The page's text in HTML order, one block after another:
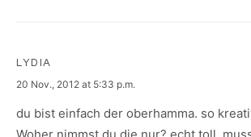
LYDIA
says:
20 Nov., 2012 at 5:33 p.m.
du bist einfach der oberhamma. so